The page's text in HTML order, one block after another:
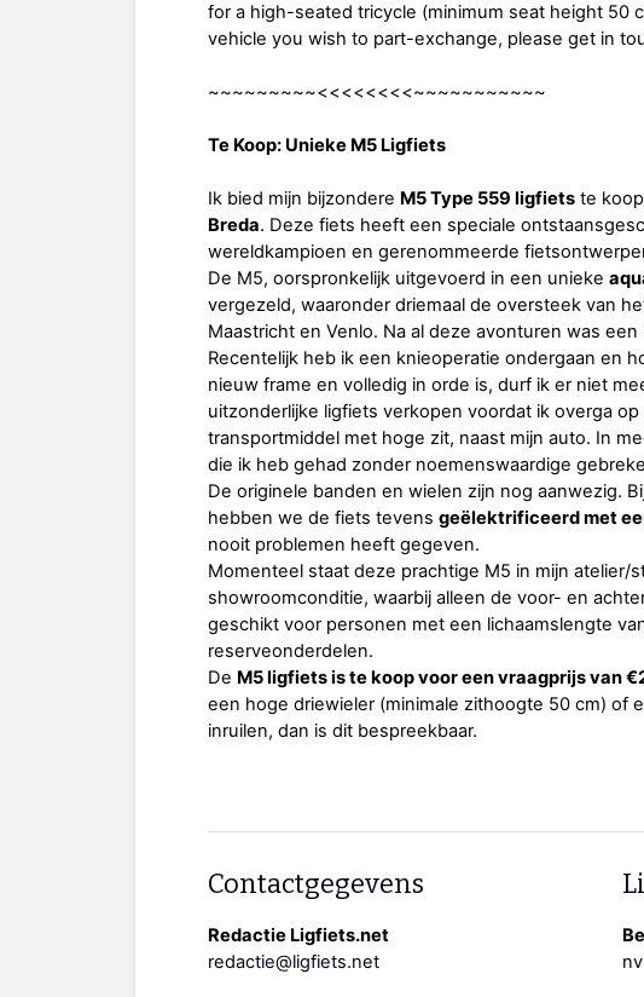
for a high-seated tricycle (minimum seat height 50
vehicle you wish to part-exchange, please get in
~~~~~~~~~<<<<<<<<~~~~~~~~~~~
Te Koop: Unieke M5 Ligfiets
Ik bied mijn bijzondere M5 Type 559 ligfiets te
Breda. Deze fiets heeft een speciale
wereldkampioen en gerenommeerde
De M5, oorspronkelijk uitgevoerd in een unieke
vergezeld, waaronder driemaal de oversteek van
Maastricht en Venlo. Na al deze avonturen was
Recentelijk heb ik een knieoperatie ondergaan en
nieuw frame en volledig in orde is, durf ik er niet
uitzonderlijke ligfiets verkopen voordat ik overga
transportmiddel met hoge zit, naast mijn auto. In
die ik heb gehad zonder noemenswaardige
De originele banden en wielen zijn nog aanwezig.
hebben we de fiets tevens geëlektrificeerd met
nooit problemen heeft gegeven.
Momenteel staat deze prachtige M5 in mijn atelier/
showroomconditie, waarbij alleen de voor- en
geschikt voor personen met een lichaamslengte
reserveonderdelen.
De M5 ligfiets is te koop voor een vraagprijs van
een hoge driewieler (minimale zithoogte 50 cm) of
inruilen, dan is dit bespreekbaar.
Contactgegevens
Redactie Ligfiets.net
redactie@ligfiets.net